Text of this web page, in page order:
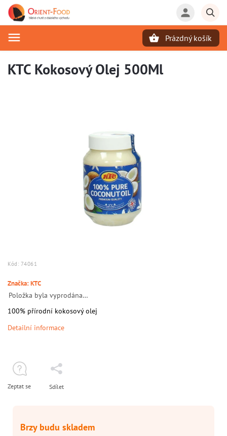
Prázdný košík
KTC Kokosový Olej 500Ml
Kód: 74061
Značka:KTC
Brzy budu skladem
Položka byla vyprodána…
100% přírodní kokosový olej
Detailní informace
Zeptat se Sdílet